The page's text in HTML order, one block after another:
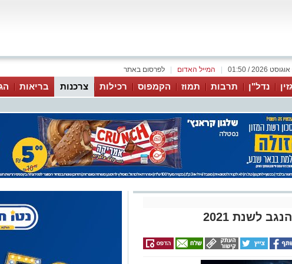
לפרסום באתר המייל האדום
נדל"ן תרבות תמוז הקמפוס רכילות צרכנות בריאות
לשנת 2021